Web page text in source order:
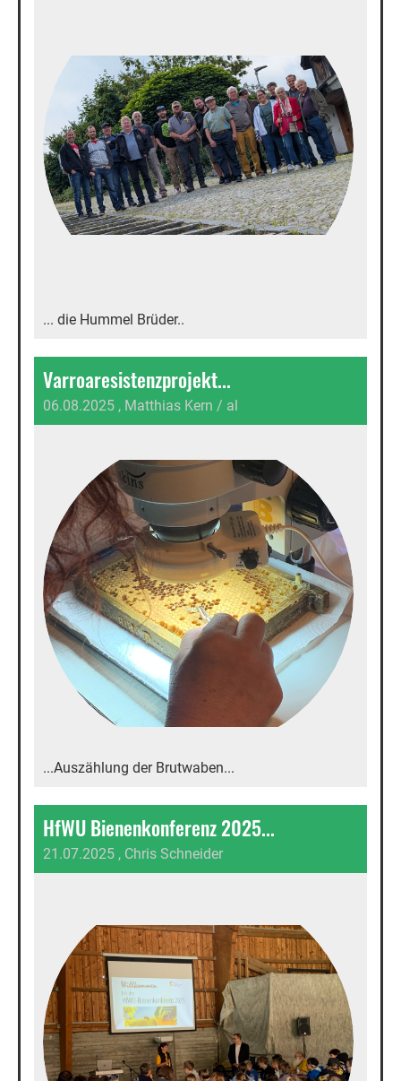
... die Hummel Brüder..
Varroaresistenzprojekt...
06.08.2025 , Matthias Kern / al
...Auszählung der Brutwaben...
HfWU Bienenkonferenz 2025...
21.07.2025 , Chris Schneider